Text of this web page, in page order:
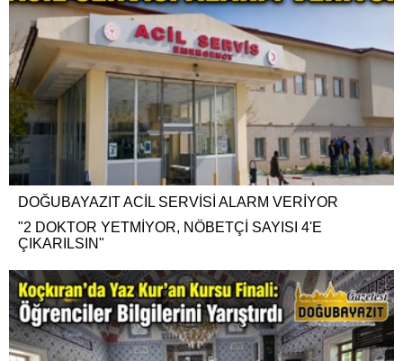
DOĞUBAYAZIT ACİL SERVİSİ ALARM VERİYOR
"2 DOKTOR YETMİYOR, NÖBETÇİ SAYISI 4'E
ÇIKARILSIN"